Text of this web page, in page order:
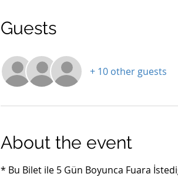
Guests
+ 10 other guests
About the event
* Bu Bilet ile 5 Gün Boyunca Fuara